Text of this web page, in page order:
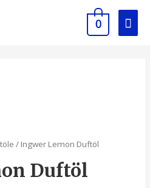
0
/ Ingwer Lemon Duftöl
Duftöl